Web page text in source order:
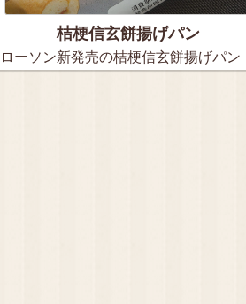
桔梗信玄餅揚げパン
ローソン新発売の桔梗信玄餅揚げパン